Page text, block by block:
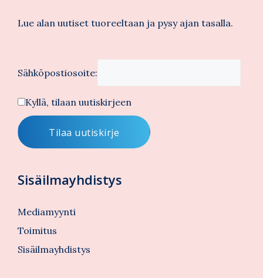
Lue alan uutiset tuoreeltaan ja pysy ajan tasalla.
Sähköpostiosoite:
Kyllä, tilaan uutiskirjeen
Sisäilmayhdistys
Mediamyynti
Toimitus
Sisäilmayhdistys